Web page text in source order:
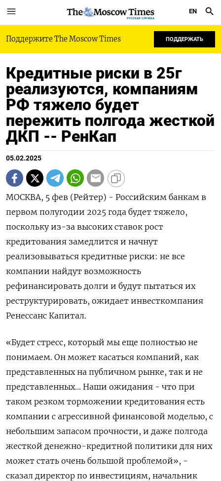
РУССКАЯ СЛУЖБА
EN
Поддержите The Moscow Times ПОДДЕРЖАТЬ
Кредитные риски в 25г
реализуются, компаниям
РФ тяжело будет
пережить полгода жесткой
ДКП -- РенКап
05.02.2025
МОСКВА, 5 фев (Рейтер) - Российским банкам в
первом полугодии 2025 года будет тяжело,
поскольку из-за высоких ставок рост
кредитования замедлится и начнут
реализовываться кредитные риски: не все
компании найдут возможность
рефинансировать долги и будут пытаться их
реструктурировать, ожидает инвесткомпания
Ренессанс Капитал.
«Будет стресс, который мы еще полностью не
понимаем. Он может касаться компаний, как
представленных на публичном рынке, так и не
представленных... Наши ожидания - что при
таком резком торможении кредитования есть
компании с агрессивной финансовой моделью, с
небольшим запасом прочности, и даже полгода
жесткой денежно-кредитной политики для них
может стать очень большой проблемой», -
сказал директор по инвестициям, начальник